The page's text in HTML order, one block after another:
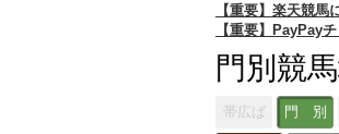
【重要】楽天競
【重要】PayPay
門別競
帯広ば 門 別